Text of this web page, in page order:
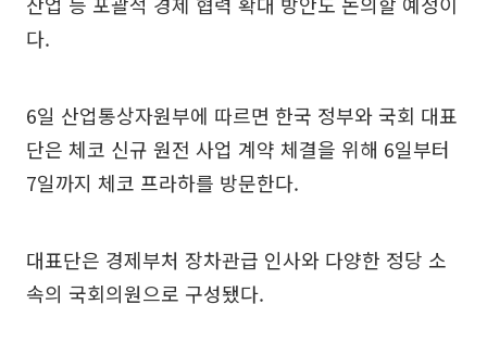
다.
6일 산업통상자원부에 따르면 한국 정부와 국회 대표
단은 체코 신규 원전 사업 계약 체결을 위해 6일부터
7일까지 체코 프라하를 방문한다.
대표단은 경제부처 장차관급 인사와 다양한 정당 소
속의 국회의원으로 구성됐다.